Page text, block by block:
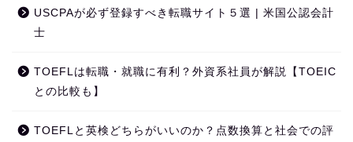
USCPAが必ず登録すべき転職サイト５選 | 米国公認会計
士
TOEFLは転職・就職に有利？外資系社員が解説【TOEIC
との比較も】
TOEFLと英検どちらがいいのか？点数換算と社会での評